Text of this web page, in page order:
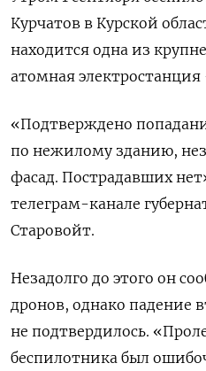
Курчатов в Курской
находится одна из
атомная
«Подтверждено
по нежилому зданию,
фасад. Пострадавших
телеграм-канале
Старовойт.
Незадолго до этого он
дронов, однако падение
не подтвердилось.
беспилотника был